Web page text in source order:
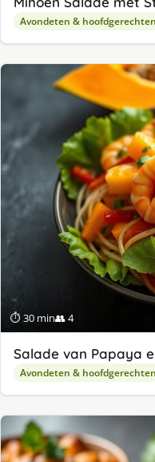
Avondeten & hoofdgerechten
⏱ 30 min👥 4
Salade van Papaya
Avondeten & hoofdgerechten